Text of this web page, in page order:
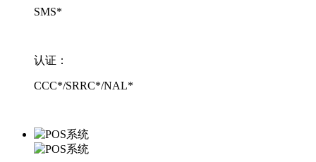
SMS*
认证：
CCC*/SRRC*/NAL*